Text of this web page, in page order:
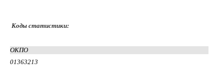
Коды статистики:
ОКПО
01363213